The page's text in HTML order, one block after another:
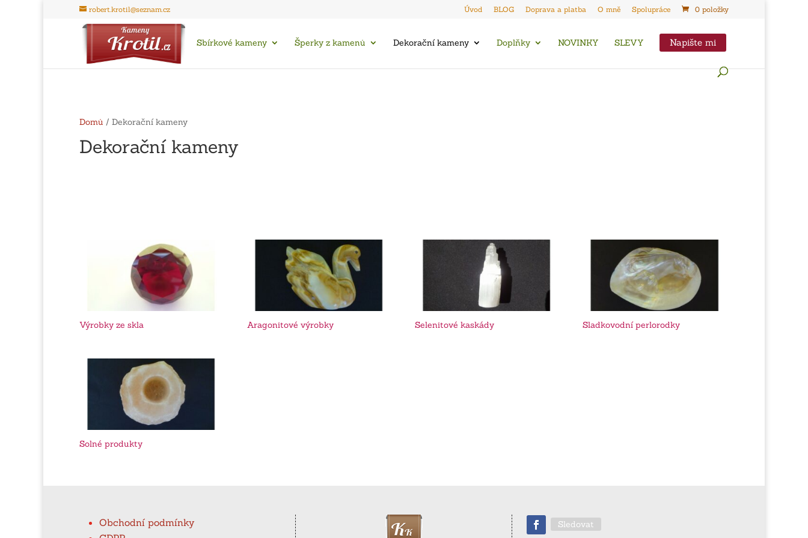
robert.krotil@seznam.cz Úvod BLOG Doprava a platba O mně Spolupráce 0 položky
Sbírkové kameny Šperky z kamenů Dekorační kameny Doplňky NOVINKY SLEVY Napište mi
Domů / Dekorační kameny
Dekorační kameny
Výrobky ze skla Aragonitové výrobky Selenitové kaskády Sladkovodní perlorodky
Solné produkty
Obchodní podmínky
Sledovat